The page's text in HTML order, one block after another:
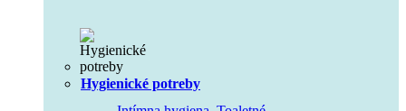
Hygienické potreby